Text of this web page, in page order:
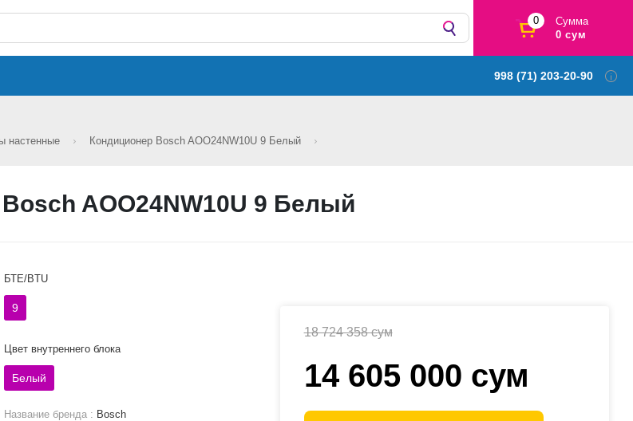
0
Сумма
0 сум
998 (71) 203-20-90
настенные Кондиционер Bosch AOO24NW10U 9 Белый
AOO24NW10U 9 Белый
18 724 358 сум
14 605 000 сум
БТЕ/BTU
9
Цвет внутреннего блока
Белый
Название бренда : Bosch